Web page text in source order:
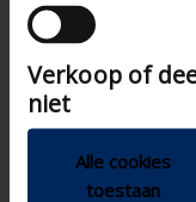
andere
die ze hebben
van hun services.
Verkoop of
niet
Alle cookies
toestaan
Width (mm)
Smart Living
Mounting Options
DIN dimension